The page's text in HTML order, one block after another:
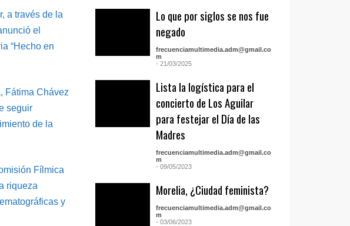
a través de la
el
“Hecho en
Fátima Chávez
seguir
de la
Fílmica
riqueza
y
Lo que por siglos se nos fue
negado
frecuenciamultimedia.adm@gmail.co
m
- 21/03/2025
Lista la logística para el
concierto de Los Aguilar
para festejar el Día de las
Madres
frecuenciamultimedia.adm@gmail.co
m
- 09/05/2023
Morelia, ¿Ciudad feminista?
frecuenciamultimedia.adm@gmail.co
m
- 03/06/2023